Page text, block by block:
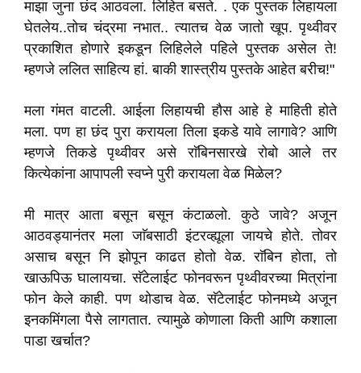
माझा जुना छंद आठवला. लिहित बसते. . एक पुस्तक लिहायला
घेतलेय..तोच चंद्रमा नभात.. त्यातच वेळ जातो खूप. पृथ्वीवर
प्रकाशित होणारे इकडून लिहिलेले पहिले पुस्तक असेल ते!
म्हणजे ललित साहित्य हां. बाकी शास्त्रीय पुस्तके आहेत बरीच!"
मला गंमत वाटली. आईला लिहायची हौस आहे हे माहिती होते
मला. पण हा छंद पुरा करायला तिला इकडे यावे लागावे? आणि
म्हणजे तिकडे पृथ्वीवर असे राॅबिनसारखे रोबो आले तर
कित्येकांना आपापली स्वप्ने पुरी करायला वेळ मिळेल?
मी मात्र आता बसून बसून कंटाळलो. कुठे जावे? अजून
आठवड्यानंतर मला जाॅबसाठी इंटरव्ह्यूला जायचे होते. तोवर
असाच बसून नि झोपून काढत होतो वेळ. राॅबिन होता, तो
खाऊपिऊ घालायचा. सॅटेलाईट फोनवरून पृथ्वीवरच्या मित्रांना
फोन केले काही. पण थोडाच वेळ. सॅटेलाईट फोनमध्ये अजून
इनकमिंगला पैसे लागतात. त्यामुळे कोणाला किती आणि कशाला
पाडा खर्चात?